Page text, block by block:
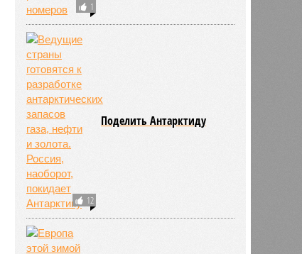
1
12
Поделить Антарктиду